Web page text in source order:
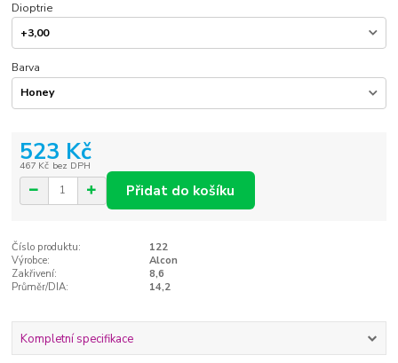
Dioptrie
Barva
523 Kč
467 Kč bez DPH
Přidat do košíku
Číslo produktu:
122
Výrobce:
Alcon
Zakřivení:
8,6
Průměr/DIA:
14,2
Kompletní specifikace